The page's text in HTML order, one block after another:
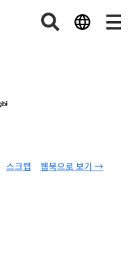
웹북으로 보기 →
스크랩